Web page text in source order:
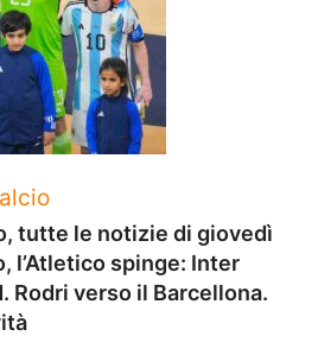
tutte le notizie di giovedì
l’Atletico spinge: Inter
Rodri verso il Barcellona.